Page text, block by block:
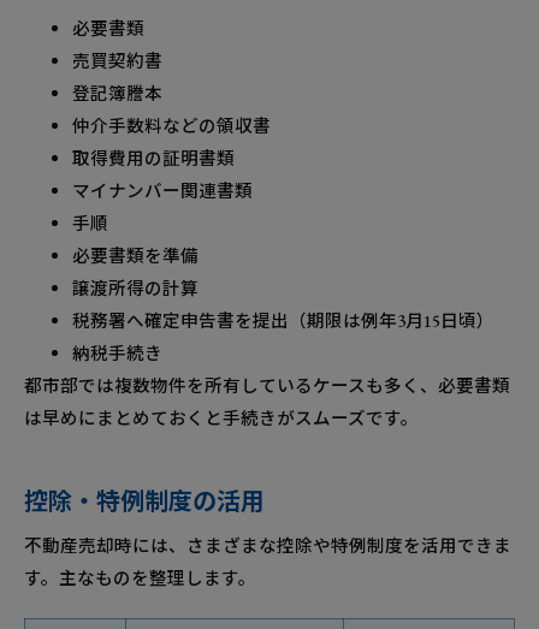
必要書類
売買契約書
登記簿謄本
仲介手数料などの領収書
取得費用の証明書類
マイナンバー関連書類
手順
必要書類を準備
譲渡所得の計算
税務署へ確定申告書を提出（期限は例年3月15日頃）
納税手続き
都市部では複数物件を所有しているケースも多く、必要書類
は早めにまとめておくと手続きがスムーズです。
控除・特例制度の活用
不動産売却時には、さまざまな控除や特例制度を活用できま
す。主なものを整理します。